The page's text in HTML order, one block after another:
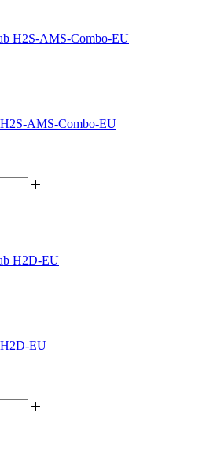
AMS-Combo-EU
EU